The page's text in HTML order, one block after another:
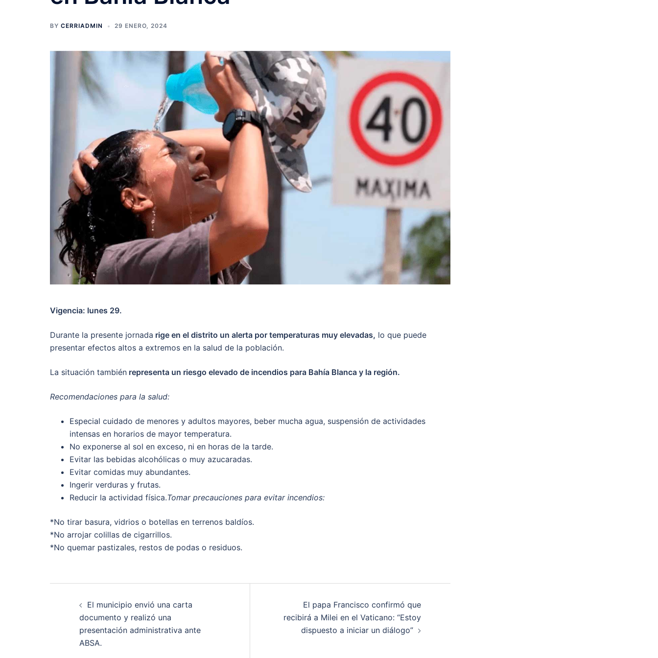
BY CERRIADMIN 29 ENERO, 2024
Vigencia: lunes 29.
Durante la presente jornada rige en el distrito un alerta por temperaturas muy elevadas, lo que puede
presentar efectos altos a extremos en la salud de la población.
La situación también representa un riesgo elevado de incendios para Bahía Blanca y la región.
Recomendaciones para la salud:
Especial cuidado de menores y adultos mayores, beber mucha agua, suspensión de actividades
intensas en horarios de mayor temperatura.
No exponerse al sol en exceso, ni en horas de la tarde.
Evitar las bebidas alcohólicas o muy azucaradas.
Evitar comidas muy abundantes.
Ingerir verduras y frutas.
Reducir la actividad física.Tomar precauciones para evitar incendios:
*No tirar basura, vidrios o botellas en terrenos baldíos.
*No arrojar colillas de cigarrillos.
*No quemar pastizales, restos de podas o residuos.
navigation
El municipio envió una carta
documento y realizó una
presentación administrativa ante
ABSA.
El papa Francisco confirmó que
recibirá a Milei en el Vaticano: “Estoy
dispuesto a iniciar un diálogo”